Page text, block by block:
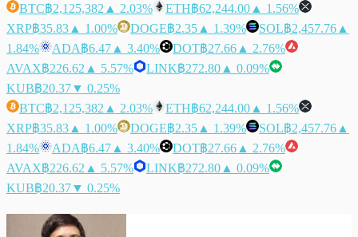
BTC฿2,125,382 ▲ 2.03% ETH฿62,244.00 ▲ 1.56%
XRP฿35.83 ▲ 1.00% DOGE฿2.35 ▲ 1.39% SOL฿2,457.76 ▲
1.84%
ADA฿6.47 ▲ 3.40% DOT฿27.66 ▲ 2.76%
AVAX฿226.62 ▲ 5.57% LINK฿272.80 ▲ 0.09%
KUB฿20.37▼ 0.25%
BTC฿2,125,382 ▲ 2.03% ETH฿62,244.00 ▲ 1.56%
XRP฿35.83 ▲ 1.00% DOGE฿2.35 ▲ 1.39% SOL฿2,457.76 ▲
1.84%
ADA฿6.47 ▲ 3.40% DOT฿27.66 ▲ 2.76%
AVAX฿226.62 ▲ 5.57% LINK฿272.80 ▲ 0.09%
KUB฿20.37▼ 0.25%